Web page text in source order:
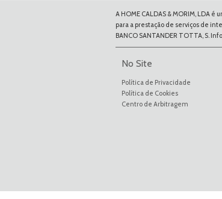
A HOME CALDAS & MORIM, LDA
para a prestação de serviços de
BANCO SANTANDER TOTTA, S.
No Site
Política de Privacidade
Política de Cookies
Centro de Arbitragem